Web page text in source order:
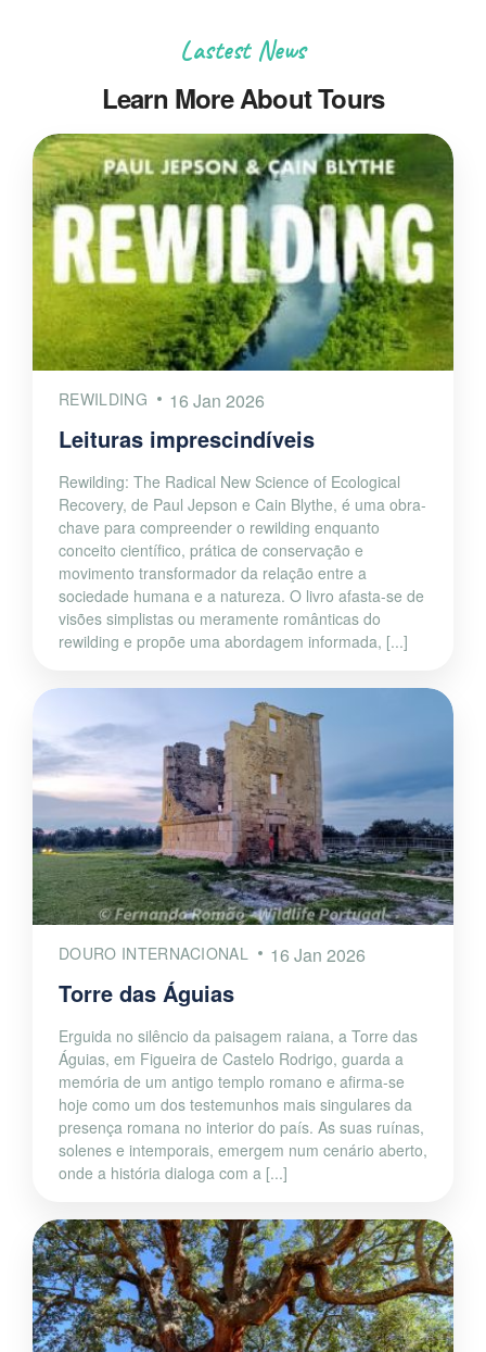
Lastest News
Learn More About Tours
REWILDING 16 Jan 2026
Leituras imprescindíveis
Rewilding: The Radical New Science of Ecological
Recovery, de Paul Jepson e Cain Blythe, é uma obra-
chave para compreender o rewilding enquanto
conceito científico, prática de conservação e
movimento transformador da relação entre a
sociedade humana e a natureza. O livro afasta-se de
visões simplistas ou meramente românticas do
rewilding e propõe uma abordagem informada, [...]
DOURO INTERNACIONAL 16 Jan 2026
Torre das Águias
Erguida no silêncio da paisagem raiana, a Torre das
Águias, em Figueira de Castelo Rodrigo, guarda a
memória de um antigo templo romano e afirma-se
hoje como um dos testemunhos mais singulares da
presença romana no interior do país. As suas ruínas,
solenes e intemporais, emergem num cenário aberto,
onde a história dialoga com a [...]